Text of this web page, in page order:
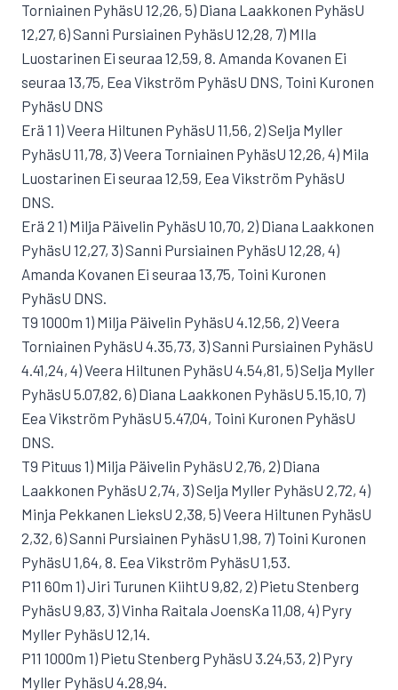
Torniainen PyhäsU 12,26, 5) Diana Laakkonen PyhäsU
12,27, 6) Sanni Pursiainen PyhäsU 12,28, 7) MIla
Luostarinen Ei seuraa 12,59, 8. Amanda Kovanen Ei
seuraa 13,75, Eea Vikström PyhäsU DNS, Toini Kuronen
PyhäsU DNS
Erä 1 1) Veera Hiltunen PyhäsU 11,56, 2) Selja Myller
PyhäsU 11,78, 3) Veera Torniainen PyhäsU 12,26, 4) Mila
Luostarinen Ei seuraa 12,59, Eea Vikström PyhäsU
DNS.
Erä 2 1) Milja Päivelin PyhäsU 10,70, 2) Diana Laakkonen
PyhäsU 12,27, 3) Sanni Pursiainen PyhäsU 12,28, 4)
Amanda Kovanen Ei seuraa 13,75, Toini Kuronen
PyhäsU DNS.
T9 1000m 1) Milja Päivelin PyhäsU 4.12,56, 2) Veera
Torniainen PyhäsU 4.35,73, 3) Sanni Pursiainen PyhäsU
4.41,24, 4) Veera Hiltunen PyhäsU 4.54,81, 5) Selja Myller
PyhäsU 5.07,82, 6) Diana Laakkonen PyhäsU 5.15,10, 7)
Eea Vikström PyhäsU 5.47,04, Toini Kuronen PyhäsU
DNS.
T9 Pituus 1) Milja Päivelin PyhäsU 2,76, 2) Diana
Laakkonen PyhäsU 2,74, 3) Selja Myller PyhäsU 2,72, 4)
Minja Pekkanen LieksU 2,38, 5) Veera Hiltunen PyhäsU
2,32, 6) Sanni Pursiainen PyhäsU 1,98, 7) Toini Kuronen
PyhäsU 1,64, 8. Eea Vikström PyhäsU 1,53.
P11 60m 1) Jiri Turunen KiihtU 9,82, 2) Pietu Stenberg
PyhäsU 9,83, 3) Vinha Raitala JoensKa 11,08, 4) Pyry
Myller PyhäsU 12,14.
P11 1000m 1) Pietu Stenberg PyhäsU 3.24,53, 2) Pyry
Myller PyhäsU 4.28,94.